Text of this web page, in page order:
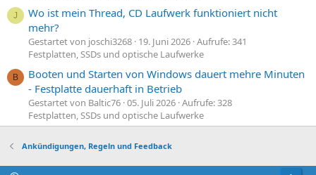
J
Wo ist mein Thread, CD Laufwerk funktioniert nicht
mehr?
Gestartet von joschi3268 19. Juni 2026 Aufrufe: 341
Festplatten, SSDs und optische Laufwerke
B
Booten und Starten von Windows dauert mehre Minuten
- Festplatte dauerhaft in Betrieb
Gestartet von Baltic76 05. Juli 2026 Aufrufe: 328
Festplatten, SSDs und optische Laufwerke
Ankündigungen, Regeln und Feedback